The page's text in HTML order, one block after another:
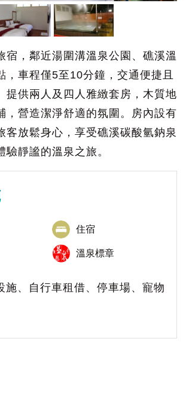
宿，鄰近湯圍溝溫泉公園、礁溪溫
，車程僅5至10分鐘，交通便捷且
提供兩人及四人雅緻套房，木質地
，營造潔淨舒適的氛圍。房內設有
客放鬆身心，享受礁溪碳酸氫鈉泉
驗靜謐的溫泉之旅。
住宿
溫泉標章
施、自行車租借、停車場、寵物